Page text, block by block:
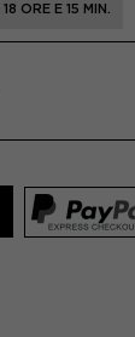
18 ORE E 15 MIN.